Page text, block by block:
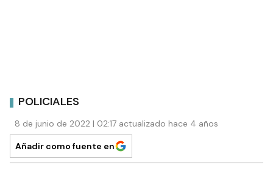
POLICIALES
8 de junio de 2022 | 02:17 actualizado hace 4 años
Añadir como fuente en